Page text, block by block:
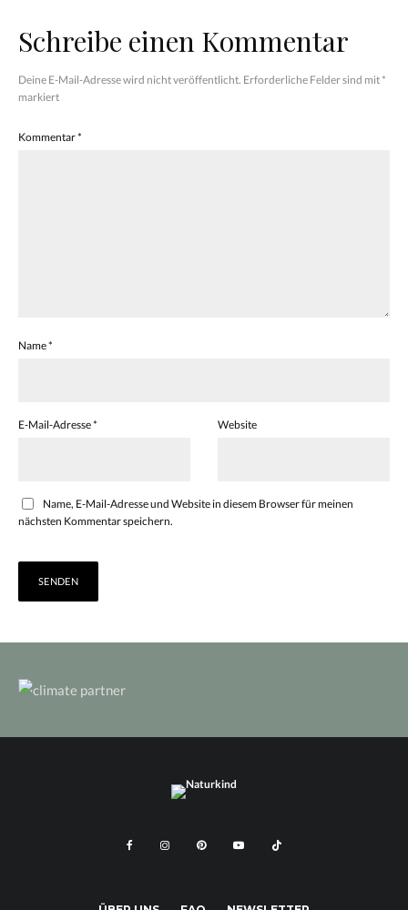
Schreibe einen Kommentar
Deine E-Mail-Adresse wird nicht veröffentlicht. Erforderliche Felder sind mit *
markiert
Kommentar*
Name*
E-Mail-Adresse* Website
Name, E-Mail-Adresse und Website in diesem Browser für meinen
nächsten Kommentar speichern.